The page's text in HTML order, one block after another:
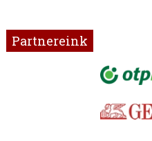
Partnereink